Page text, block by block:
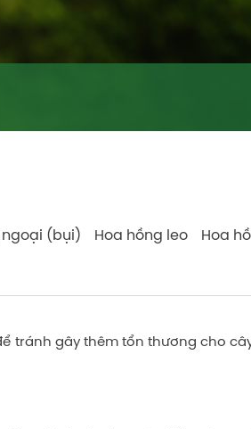
ngoại (bụi) Hoa hồng leo
Hoa
tránh gây thêm tổn thương cho